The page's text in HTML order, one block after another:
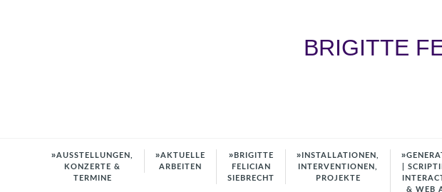
BRIGITTE
AUSSTELLUNGEN,
KONZERTE &
TERMINE
AKTUELLE
ARBEITEN
BRIGITTE
FELICIAN
SIEBRECHT
INSTALLATIONEN,
INTERVENTIONEN,
PROJEKTE
|
& WEB